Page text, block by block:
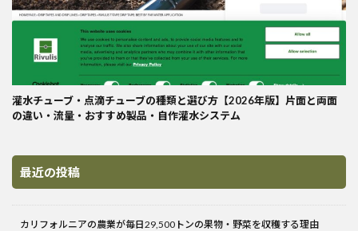
灌水チューブ・点滴チューブの種類と選び方【2026年版】片面と両面
の違い・流量・おすすめ製品・自作灌水システム
最近の投稿
カリフォルニアの農業が毎日29,500トンの果物・野菜を収穫する理由